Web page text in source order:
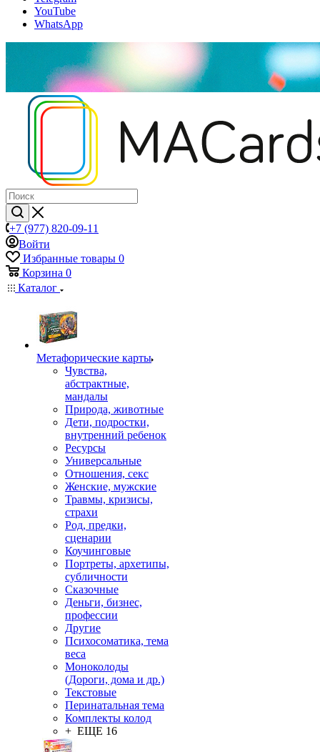
YouTube
WhatsApp
+7 (977) 820-09-11
Войти
Избранные товары 0
Корзина 0
Каталог
Mетафорические карты
Чувства,
абстрактные,
мандалы
Природа, животные
Дети, подростки,
внутренний ребенок
Ресурсы
Универсальные
Отношения, секс
Женские, мужские
Травмы, кризисы,
страхи
Род, предки,
сценарии
Коучинговые
Портреты, архетипы,
субличности
Сказочные
Деньги, бизнес,
профессии
Другие
Психосоматика, тема
веса
Моноколоды
(Дороги, дома и др.)
Текстовые
Перинатальная тема
Комплекты колод
+ ЕЩЕ 16